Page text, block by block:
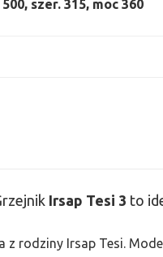
szer. 315, moc 360
Irsap Tesi 3 to
z rodziny Irsap Tesi.